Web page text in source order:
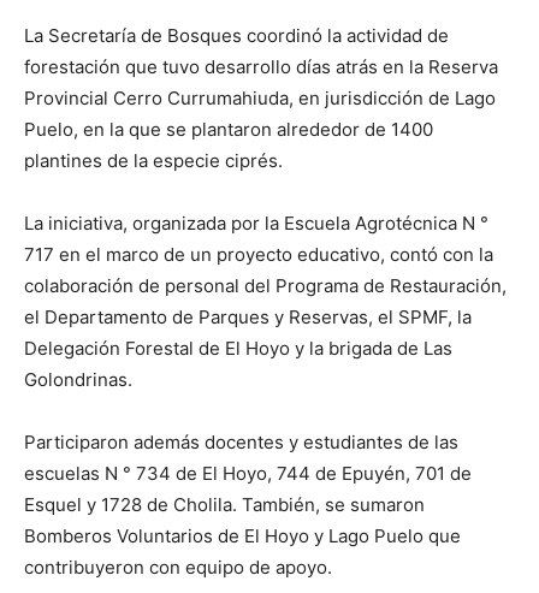
La Secretaría de Bosques coordinó la actividad de
forestación que tuvo desarrollo días atrás en la Reserva
Provincial Cerro Currumahiuda, en jurisdicción de Lago
Puelo, en la que se plantaron alrededor de 1400
plantines de la especie ciprés.
La iniciativa, organizada por la Escuela Agrotécnica N °
717 en el marco de un proyecto educativo, contó con la
colaboración de personal del Programa de Restauración,
el Departamento de Parques y Reservas, el SPMF, la
Delegación Forestal de El Hoyo y la brigada de Las
Golondrinas.
Participaron además docentes y estudiantes de las
escuelas N ° 734 de El Hoyo, 744 de Epuyén, 701 de
Esquel y 1728 de Cholila. También, se sumaron
Bomberos Voluntarios de El Hoyo y Lago Puelo que
contribuyeron con equipo de apoyo.